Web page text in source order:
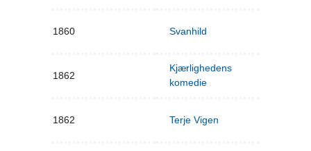
1860 Svanhild
1862
Kjærlighedens
komedie
1862 Terje Vigen